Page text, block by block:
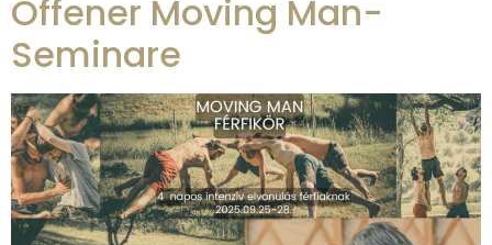
Offener Moving Man-
Seminare